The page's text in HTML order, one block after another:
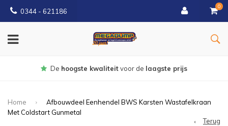
0344 - 621186
0
Gratisbezorgd vanaf € 150
Home
Afbouwdeel Eenhendel BWS Karsten Wastafelkraan
Met Coldstart Gunmetal
Terug